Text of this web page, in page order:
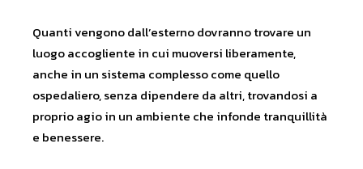
Quanti vengono dall’esterno dovranno trovare un
luogo accogliente in cui muoversi liberamente,
anche in un sistema complesso come quello
ospedaliero, senza dipendere da altri, trovandosi a
proprio agio in un ambiente che infonde tranquillità
e benessere.